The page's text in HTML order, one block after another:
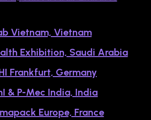
Vietnam, Vietnam
Exhibition, Saudi Arabia
Frankfurt, Germany
& P-Mec India, India
Europe, France